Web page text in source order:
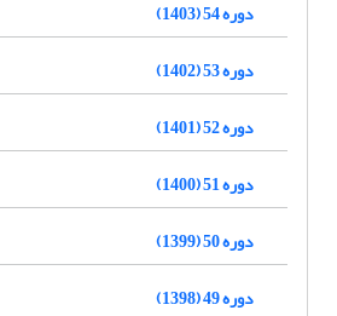
دوره 54 (1403)
دوره 53 (1402)
دوره 52 (1401)
دوره 51 (1400)
دوره 50 (1399)
دوره 49 (1398)